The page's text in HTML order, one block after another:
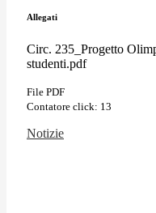
Allegati
Circ. 235_Progetto
studenti.pdf
File PDF
Contatore click: 13
Notizie